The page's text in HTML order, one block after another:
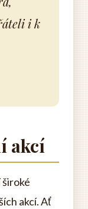
i k
akcí
akcí. Ať